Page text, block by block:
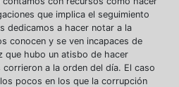
que implica el seguimiento
dedicamos a hacer notar a la
conocen y se ven incapaces de
que hubo un atisbo de hacer
a la orden del día. El caso
pocos en los que la corrupción